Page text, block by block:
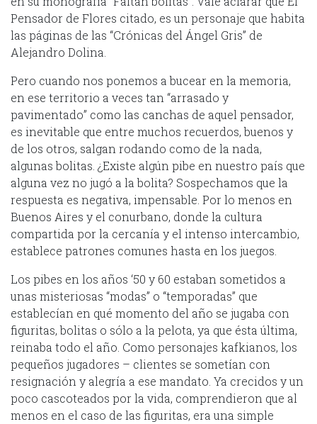
Pensador de Flores citado, es un personaje que habita
las páginas de las “Crónicas del Ángel Gris” de
Alejandro Dolina.
Pero cuando nos ponemos a bucear en la memoria,
en ese territorio a veces tan “arrasado y
pavimentado” como las canchas de aquel pensador,
es inevitable que entre muchos recuerdos, buenos y
de los otros, salgan rodando como de la nada,
algunas bolitas. ¿Existe algún pibe en nuestro país que
alguna vez no jugó a la bolita? Sospechamos que la
respuesta es negativa, impensable. Por lo menos en
Buenos Aires y el conurbano, donde la cultura
compartida por la cercanía y el intenso intercambio,
establece patrones comunes hasta en los juegos.
Los pibes en los años ‘50 y 60 estaban sometidos a
unas misteriosas “modas” o “temporadas” que
establecían en qué momento del año se jugaba con
figuritas, bolitas o sólo a la pelota, ya que ésta última,
reinaba todo el año. Como personajes kafkianos, los
pequeños jugadores – clientes se sometían con
resignación y alegría a ese mandato. Ya crecidos y un
poco cascoteados por la vida, comprendieron que al
menos en el caso de las figuritas, era una simple